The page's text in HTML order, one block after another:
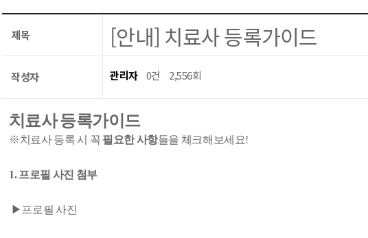
제목 [안내] 치료사 등록가이드
작성자 관리자 0건 2,556회
치료사 등록가이드
※치료사 등록 시 꼭 필요한 사항들을 체크해보세요!
1. 프로필 사진 첨부
▶프로필 사진